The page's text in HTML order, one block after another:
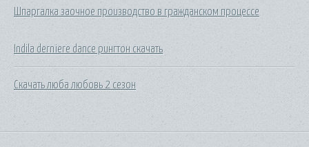
Шпаргалка заочное производство в гражданском процессе
Indila derniere dance рингтон скачать
Скачать люба любовь 2 сезон